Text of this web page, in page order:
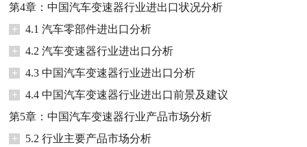
第4章：中国汽车变速器行业进出口状况分析
+
4.1 汽车零部件进出口分析
+
4.2 汽车变速器行业进出口分析
+
4.3 中国汽车变速器行业进出口分析
+
4.4 中国汽车变速器行业进出口前景及建议
第5章：中国汽车变速器行业产品市场分析
+
5.2 行业主要产品市场分析